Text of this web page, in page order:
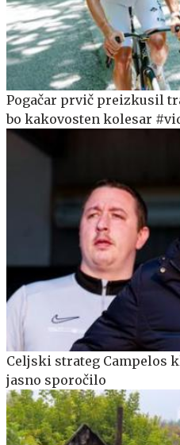
Pogačar prvič preizkusil
bo kakovosten kolesar
Celjski strateg Campelos
jasno sporočilo